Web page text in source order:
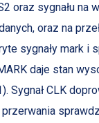
oraz sygnału na
oraz na
sygnały mark i
daje stan
Sygnał CLK